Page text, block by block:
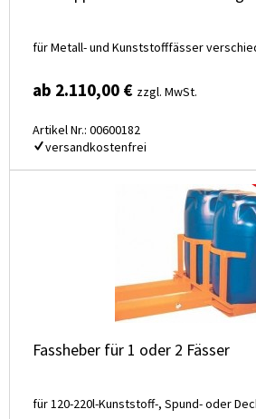
für Metall- und Kunststofffässer
ab 2.110,00 € zzgl. MwSt.
Artikel Nr.: 00600182
versandkostenfrei
Fassheber für 1 oder 2 Fässer
für 120-220l-Kunststoff-, Spund- oder